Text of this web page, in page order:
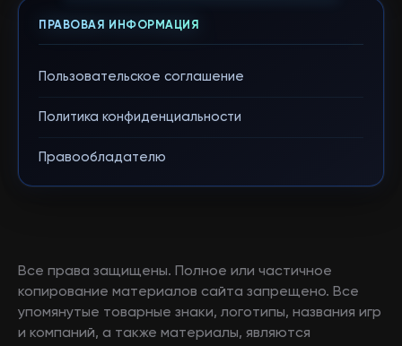
ПРАВОВАЯ ИНФОРМАЦИЯ
Пользовательское соглашение
Политика конфиденциальности
Правообладателю
Все права защищены. Полное или частичное
копирование материалов сайта запрещено. Все
упомянутые товарные знаки, логотипы, названия игр
и компаний, а также материалы, являются